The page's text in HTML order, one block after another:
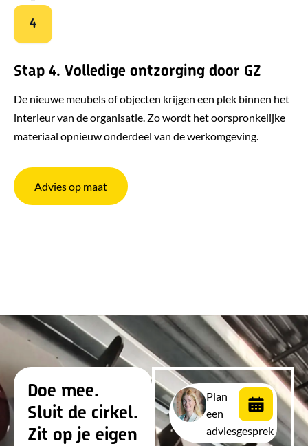
Stap 4. Volledige ontzorging door GZ
De nieuwe meubels of objecten krijgen een plek binnen het
interieur van de organisatie. Zo wordt het oorspronkelijke
materiaal opnieuw onderdeel van de werkomgeving.
Advies op maat
4
Doe mee.
Sluit de cirkel.
Zit op je eigen
Plan
een
adviesgesprek